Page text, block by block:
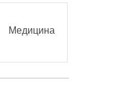
Медицина